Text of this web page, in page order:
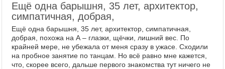
Ещё одна барышня, 35 лет, архитектор,
симпатичная, добрая,
Ещё одна барышня, 35 лет, архитектор, симпатичная,
добрая, похожа на А – глазки, щёчки, лишний вес. По
крайней мере, не убежала от меня сразу в ужасе. Сходили
на пробное занятие по танцам. Но всё равно мне кажется,
что, скорее всего, дальше первого знакомства тут ничего не